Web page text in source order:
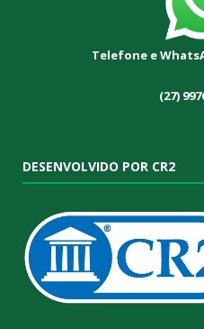
Telefone e
(27)
DESENVOLVIDO POR CR2